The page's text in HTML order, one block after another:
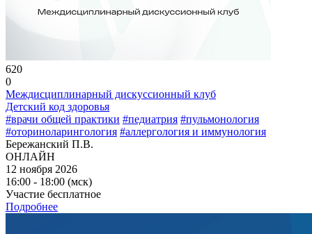
620
0
Междисциплинарный дискуссионный клуб
Детский код здоровья
#врачи общей практики #педиатрия #пульмонология
#оториноларингология #аллергология и иммунология
Бережанский П.В.
ОНЛАЙН
12 ноября 2026
16:00 - 18:00 (мск)
Участие бесплатное
Подробнее